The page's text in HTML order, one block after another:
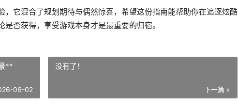
，它混合了规划期待与偶然惊喜，希望这份指南能帮助你在追逐炫酷
否获得，享受游戏本身才是最重要的归宿。
**
06-02
没有了！
下一篇 »